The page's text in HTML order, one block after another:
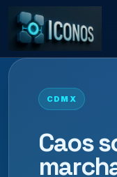
CDMX
Caos